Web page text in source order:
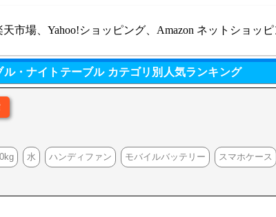
天市場、Yahoo!ショッピング、Amazon ネットショッ
・ナイトテーブル カテゴリ別人気ランキング
水 ハンディファン モバイルバッテリー スマホケース